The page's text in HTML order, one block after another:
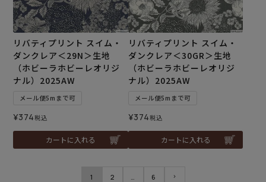
リバティプリント スイム・
ダンクレア＜29N＞生地
（ホビーラホビーレオリジ
ナル）2025AW
メール便5mまで可
¥374税込
カートに入れる
リバティプリント スイム・
ダンクレア＜30GR＞生地
（ホビーラホビーレオリジ
ナル）2025AW
メール便5mまで可
¥374税込
カートに入れる
1 2 6